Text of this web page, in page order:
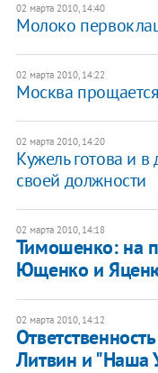
02 марта 2010, 14:40
Молоко
02 марта 2010, 14:22
Москва
02 марта 2010, 14:20
Кужель готова и
своей должности
02 марта 2010, 14:18
Тимошенко: на
Ющенко и
02 марта 2010, 14:12
Литвин и "Наша